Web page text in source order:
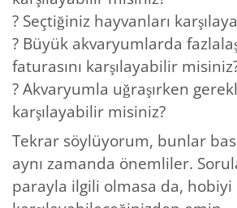
? Seçtiğiniz hayvanları
? Büyük akvaryumlarda
faturasını karşılayabilir
? Akvaryumla uğraşırken
karşılayabilir misiniz?
Tekrar söylüyorum, bunlar
aynı zamanda önemliler.
parayla ilgili olmasa da, hobiyi